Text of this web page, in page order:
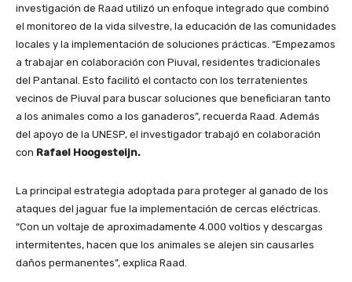
investigación de Raad utilizó un enfoque integrado que combinó
el monitoreo de la vida silvestre, la educación de las comunidades
locales y la implementación de soluciones prácticas. “Empezamos
a trabajar en colaboración con Piuval, residentes tradicionales
del Pantanal. Esto facilitó el contacto con los terratenientes
vecinos de Piuval para buscar soluciones que beneficiaran tanto
a los animales como a los ganaderos”, recuerda Raad. Además
del apoyo de la UNESP, el investigador trabajó en colaboración
con Rafael Hoogesteijn.
La principal estrategia adoptada para proteger al ganado de los
ataques del jaguar fue la implementación de cercas eléctricas.
“Con un voltaje de aproximadamente 4.000 voltios y descargas
intermitentes, hacen que los animales se alejen sin causarles
daños permanentes”, explica Raad.